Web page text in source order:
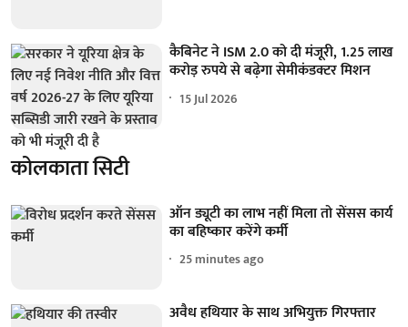
कैबिनेट ने ISM 2.0 को दी मंजूरी, 1.25 लाख
करोड़ रुपये से बढ़ेगा सेमीकंडक्टर मिशन
15 Jul 2026
कोलकाता सिटी
ऑन ड्यूटी का लाभ नहीं मिला तो सेंसस कार्य
का बहिष्कार करेंगे कर्मी
25 minutes ago
अवैध हथियार के साथ अभियुक्त गिरफ्तार